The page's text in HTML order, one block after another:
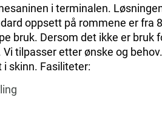
i terminalen.
oppsett på rommene er fra
bruk. Dersom det ikke er bruk
tilpasser etter ønske og
skinn. Fasiliteter: